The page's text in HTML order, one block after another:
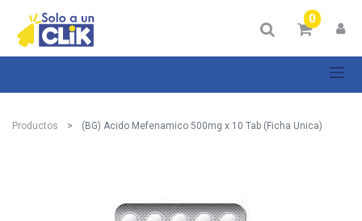
0
Productos (BG) Acido Mefenamico 500mg x 10 Tab (Ficha Unica)